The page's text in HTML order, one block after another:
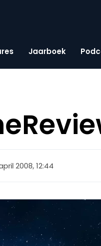
Jaarboek
2008, 12:44